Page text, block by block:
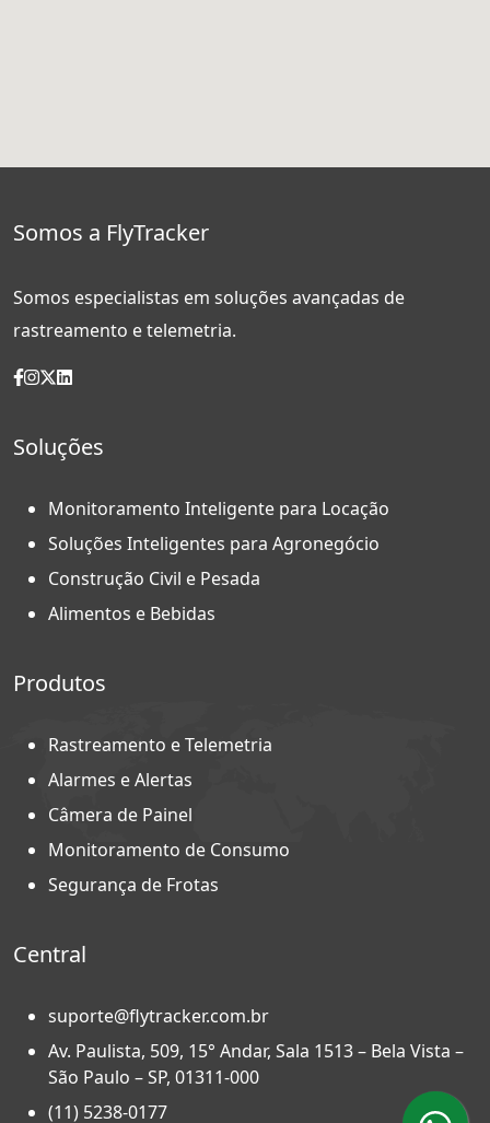
Somos a FlyTracker
Somos especialistas em soluções avançadas de
rastreamento e telemetria.
Soluções
Monitoramento Inteligente para Locação
Soluções Inteligentes para Agronegócio
Construção Civil e Pesada
Alimentos e Bebidas
Produtos
Rastreamento e Telemetria
Alarmes e Alertas
Câmera de Painel
Monitoramento de Consumo
Segurança de Frotas
Central
suporte@flytracker.com.br
Av. Paulista, 509, 15° Andar, Sala 1513 – Bela Vista –
São Paulo – SP, 01311-000
(11) 5238-0177